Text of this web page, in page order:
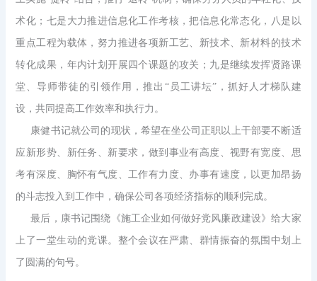
术化；七是大力推进信息化工作考核，把信息化常态化，八是以
重点工程为载体，努力推进各项新工艺、新技术、新材料的技术
转化成果，年内计划开展四个课题的攻关；九是继续发挥贤路课
堂、导师带徒的引领作用，推出“员工讲坛”，抓好人才梯队建
设，共同提高工作效率和执行力。
康健书记就公司的现状，希望在坐公司正职以上干部要不断适
应新形势、新任务、新要求，做到事业有高度、视野有宽度、思
考有深度、胸怀有气度、工作有力度、办事有速度，以更加昂扬
的斗志投入到工作中，确保公司各项经济指标的顺利完成。
最后，康书记围绕《施工企业如何做好党风廉政建设》给大家
上了一堂生动的党课。整个会议在严肃、群情振奋的氛围中划上
了圆满的句号。